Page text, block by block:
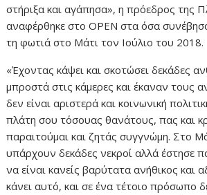
στήριξα και αγάπησα», η πρόεδρος της
αναφέρθηκε στο ΟΡΕΝ στα όσα
τη φωτιά στο Μάτι τον Ιούλιο του 2018.
«Έχοντας κάψει και σκοτώσει δεκάδες
μπροστά στις κάμερες και έκαναν τους
δεν είναι αριστερά και κοινωνική
πλάτη σου τόσουας θανάτους, πας και
παραιτούμαι και ζητάς συγγνώμη. Στο
υπάρχουν δεκάδες νεκροί αλλά έστησε
να είναι κανείς βαρύτατα ανήθικος και
κάνει αυτό, και σε ένα τέτοιο πρόσωπο